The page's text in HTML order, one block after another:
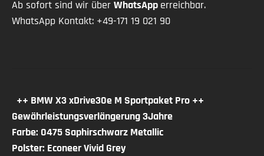
Induktionsladen für Smartphones
Musikstreaming integriert
UNFALLFREI
teilb. Rücksitzbank
Elektronische Parkbremse
Airbag hinten
Ab sofort sind wir über WhatsApp erreichbar.
WhatsApp Kontakt: +49-171 19 021 90
++ BMW X3 xDrive30e M Sportpaket Pro ++
Gewährleistungsverlängerung 3Jahre
Farbe: 0475 Saphirschwarz Metallic
Polster: Econeer Vivid Grey